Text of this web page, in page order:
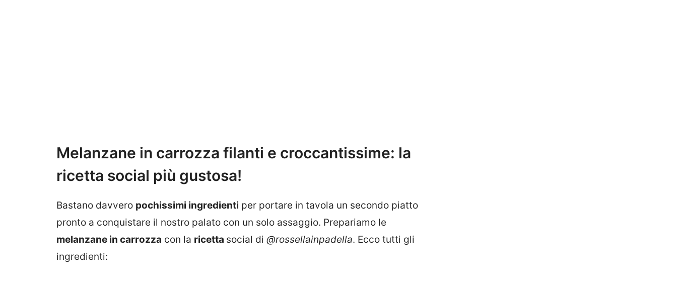
Melanzane in carrozza filanti e croccantissime: la
ricetta social più gustosa!
Bastano davvero pochissimi ingredienti per portare in tavola un secondo piatto
pronto a conquistare il nostro palato con un solo assaggio. Prepariamo le
melanzane in carrozza con la ricetta social di @rossellainpadella. Ecco tutti gli
ingredienti: